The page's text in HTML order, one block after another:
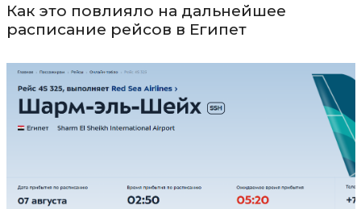
Как это повлияло на дальнейшее
расписание рейсов в Египет